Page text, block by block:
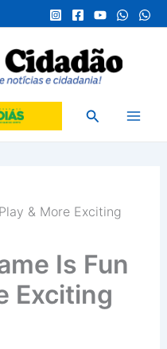
Pesquisar
& More Exciting
Is Fun
Exciting